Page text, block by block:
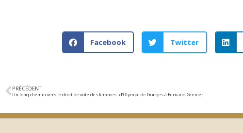
Facebook Twitter
PRÉCÉDENT
Un long chemin vers le droit de vote des femmes : d’Olympe de Gouges à Fernand Grenier